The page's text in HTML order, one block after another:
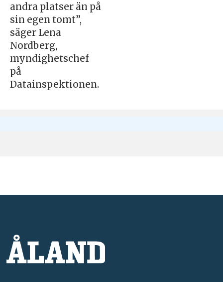
andra platser än på
sin egen tomt”,
säger Lena
Nordberg,
myndighetschef
på
Datainspektionen.